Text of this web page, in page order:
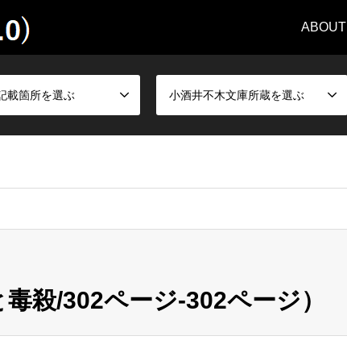
ABOUT
載箇所を選ぶ 小酒井不木文庫所蔵を選ぶ
殺/302ページ-302ページ）